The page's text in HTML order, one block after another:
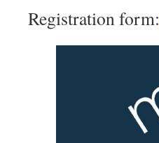
Registration form: